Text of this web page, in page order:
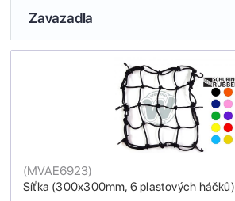
Zavazadla
Síťka (300x300mm, 6 plastových háčků)
(MVAE6923)